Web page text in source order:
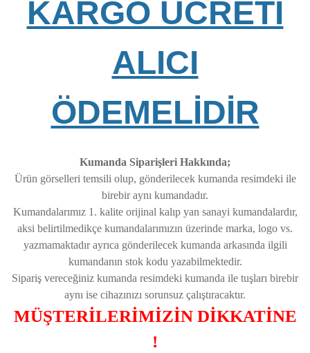
KARGO ÜCRETİ
ALICI
ÖDEMELİDİR
Kumanda Siparişleri Hakkında;
Ürün görselleri temsili olup, gönderilecek kumanda resimdeki ile
birebir aynı kumandadır.
Kumandalarımız 1. kalite orijinal kalıp yan sanayi kumandalardır,
aksi belirtilmedikçe kumandalarımızın üzerinde marka, logo vs.
yazmamaktadır ayrıca gönderilecek kumanda arkasında ilgili
kumandanın stok kodu yazabilmektedir.
Sipariş vereceğiniz kumanda resimdeki kumanda ile tuşları birebir
aynı ise cihazınızı sorunsuz çalıştıracaktır.
MÜŞTERİLERİMİZİN DİKKATİNE
!